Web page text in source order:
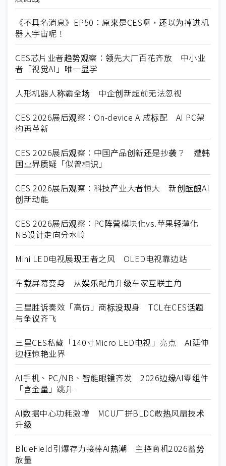
《不具名消息》EP50：原来是CES啊，还以为掉进机
器人宇宙呢！
CES芯片业者趋势观察：领先大厂百花齐放 中小业
者「视觉AI」唯一显学
人形机器人称霸全场 中企创新超前无法忽视
CES 2026展后观察：On-device AI成标配 AI PC架
构再革新
CES 2026展后观察：中国产品创新还是抄袭？ 遭韩
国业界质疑「似曾相识」
CES 2026展后观察：科技产业大者恒大 新创酝酿AI
创新动能
CES 2026展后观察：PC阵营模块化vs.苹果轻薄化
NB设计走向分水岭
Mini LED电视展现王者之风 OLED电视靠边站
车载屏幕变身 从娱乐配角升级车家互联主角
三星胜诉奏效「高仿」商标没现身 TCL在CES话题
与争议齐飞
三星CES私藏「140寸Micro LED电视」亮点 AI延伸
边框惊艳业界
AI手机、PC/NB、智能眼镜齐发 2026边缘AI零组件
「含金量」跳升
AI数据中心功耗激增 MCU厂拼BLDC散热风扇技术
升级
BlueField引爆存力接棒AI热潮 主控商机2026蓄势
放量